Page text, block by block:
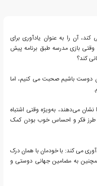
آن را به عنوان یادآوری برای
بازی مدرسه طبق برنامه پیش
کند؟
دوست باشیم صحبت می کنیم، اما
می‌دهند، به‌ویژه وقتی اشتباه
طرز فکر و احساس خوب بودن کمک
می کند: با خودمان با همان درک
به مضامین جهانی دوستی و